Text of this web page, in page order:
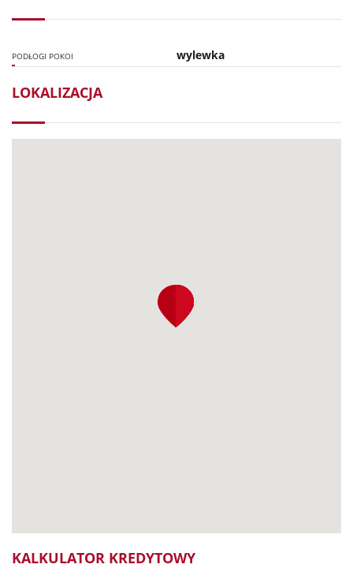
PODŁOGI POKOI wylewka
LOKALIZACJA
KALKULATOR KREDYTOWY